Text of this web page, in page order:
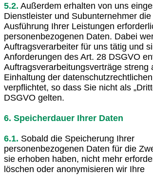
5.2. Außerdem erhalten von uns
Dienstleister und Subunternehmer
Ausführung Ihrer Leistungen
personenbezogenen Daten. Dabei
Auftragsverarbeiter für uns tätig und
Anforderungen des Art. 28 DSGVO
Auftragsverarbeitungsverträge streng
Einhaltung der
verpflichtet, so dass Sie nicht als
DSGVO gelten.
6. Speicherdauer Ihrer Daten
6.1. Sobald die Speicherung Ihrer
personenbezogenen Daten für die
sie erhoben haben, nicht mehr
löschen oder anonymisieren wir Ihre